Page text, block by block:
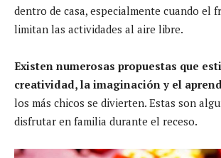
dentro de casa, especialmente cuando el
limitan las actividades al aire libre.
Existen numerosas propuestas que
creatividad, la imaginación y el
los más chicos se divierten. Estas son
disfrutar en familia durante el receso.